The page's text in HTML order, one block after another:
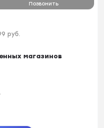
Позвонить
руб.
магазинов